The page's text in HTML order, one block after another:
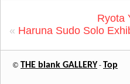
Ryota
« Haruna Sudo Solo
© THE blank GALLERY - Top